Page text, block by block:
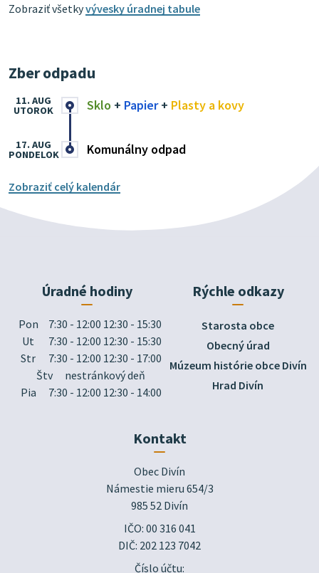
Zobraziť všetkyvývesky úradnej tabule
Zber odpadu
Sklo + Papier+ Plasty a kovy
11. AUG
UTOROK
Komunálny odpad
17. AUG
PONDELOK
Zobraziť celý kalendár
Úradné hodiny
Pon
7:30 - 12:00 12:30 - 15:30
Ut
7:30 - 12:00 12:30 - 15:30
Str
7:30 - 12:00 12:30 - 17:00
Štv
nestránkový deň
Pia
7:30 - 12:00 12:30 - 14:00
Rýchle odkazy
Starosta obce
Obecný úrad
Múzeum histórie obce Divín
Hrad Divín
Kontakt
Obec Divín
Námestie mieru 654/3
985 52 Divín
IČO: 00 316 041
DIČ: 202 123 7042
Číslo účtu: